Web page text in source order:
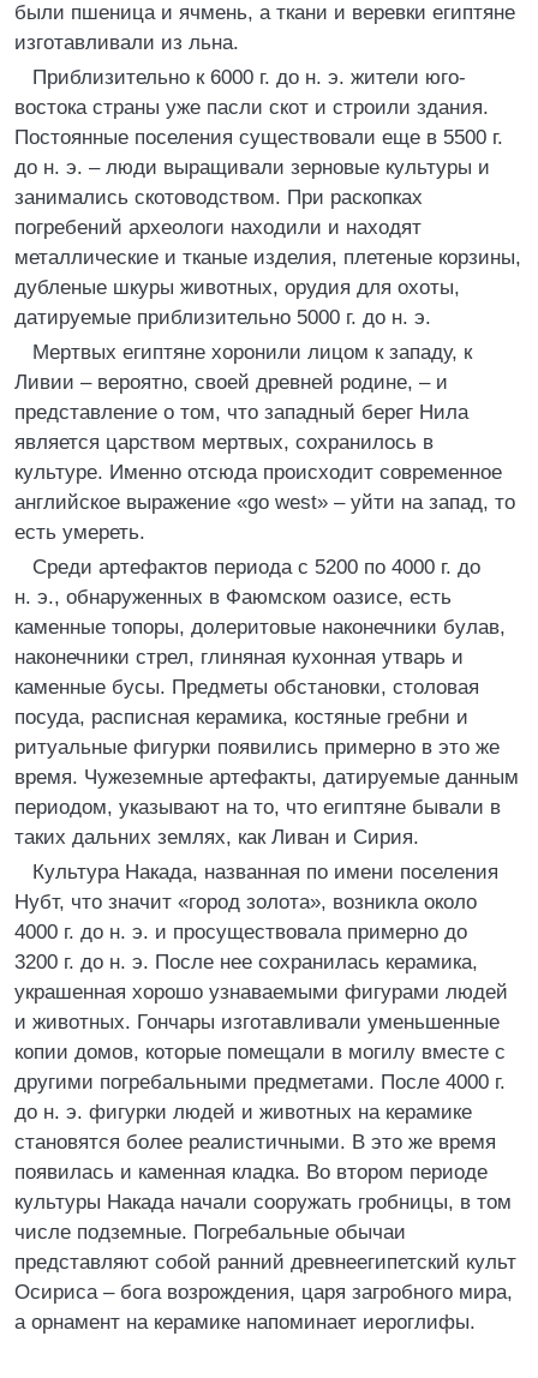
были пшеница и ячмень, а ткани и веревки египтяне
изготавливали из льна.
Приблизительно к 6000 г. до н. э. жители юго-
востока страны уже пасли скот и строили здания.
Постоянные поселения существовали еще в 5500 г.
до н. э. – люди выращивали зерновые культуры и
занимались скотоводством. При раскопках
погребений археологи находили и находят
металлические и тканые изделия, плетеные корзины,
дубленые шкуры животных, орудия для охоты,
датируемые приблизительно 5000 г. до н. э.
Мертвых египтяне хоронили лицом к западу, к
Ливии – вероятно, своей древней родине, – и
представление о том, что западный берег Нила
является царством мертвых, сохранилось в
культуре. Именно отсюда происходит современное
английское выражение «go west» – уйти на запад, то
есть умереть.
Среди артефактов периода с 5200 по 4000 г. до
н. э., обнаруженных в Фаюмском оазисе, есть
каменные топоры, долеритовые наконечники булав,
наконечники стрел, глиняная кухонная утварь и
каменные бусы. Предметы обстановки, столовая
посуда, расписная керамика, костяные гребни и
ритуальные фигурки появились примерно в это же
время. Чужеземные артефакты, датируемые данным
периодом, указывают на то, что египтяне бывали в
таких дальних землях, как Ливан и Сирия.
Культура Накада, названная по имени поселения
Нубт, что значит «город золота», возникла около
4000 г. до н. э. и просуществовала примерно до
3200 г. до н. э. После нее сохранилась керамика,
украшенная хорошо узнаваемыми фигурами людей
и животных. Гончары изготавливали уменьшенные
копии домов, которые помещали в могилу вместе с
другими погребальными предметами. После 4000 г.
до н. э. фигурки людей и животных на керамике
становятся более реалистичными. В это же время
появилась и каменная кладка. Во втором периоде
культуры Накада начали сооружать гробницы, в том
числе подземные. Погребальные обычаи
представляют собой ранний древнеегипетский культ
Осириса – бога возрождения, царя загробного мира,
а орнамент на керамике напоминает иероглифы.